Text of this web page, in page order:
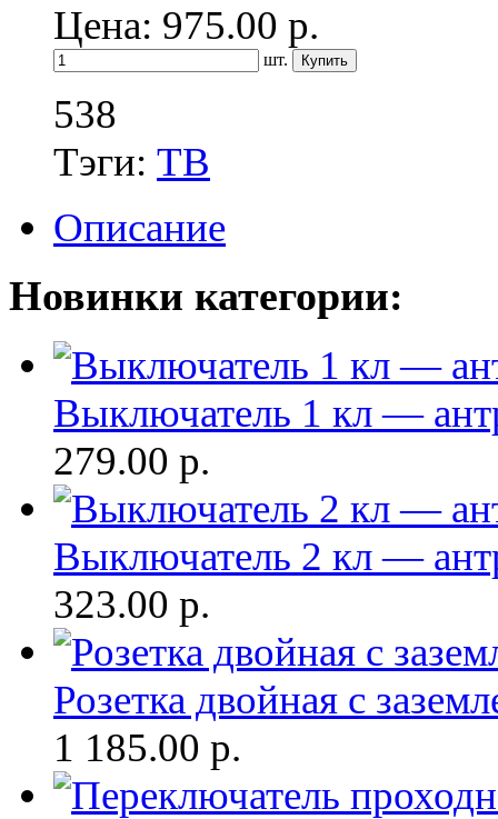
Цена: 975.00 р.
шт.
538
Тэги: ТВ
Описание
Новинки категории:
Выключатель 1 кл —
279.00 р.
Выключатель 2 кл —
323.00 р.
Розетка двойная с
1 185.00 р.